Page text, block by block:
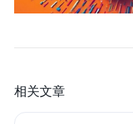
相关文章